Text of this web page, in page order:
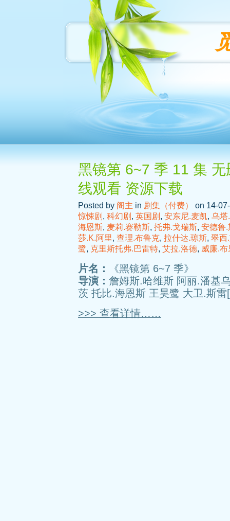
黑镜第 6~7 季 11 集
线观看 资源下载
Posted by 阁主 in 剧集（付费）
on 14-
惊悚剧 , 科幻剧 , 英国剧 , 安东尼.麦凯, 乌塔
海恩斯, 麦莉.赛勒斯, 托弗.戈瑞斯, 安德鲁.
莎.K.阿里, 查理.布鲁克, 拉什达.琼斯, 翠西
鹭, 克里斯托弗.巴雷特, 艾拉.洛德, 威廉.
片名：
《黑镜第 6~7 季》
导演： 詹姆斯.哈维斯 阿丽.潘基
茨 托比.海恩斯 王昊鹭 大卫.斯
>>> 查看详情……